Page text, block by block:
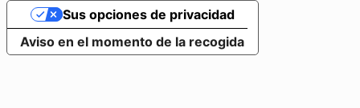
Aviso en el momento de la recogida
Sus opciones de privacidad